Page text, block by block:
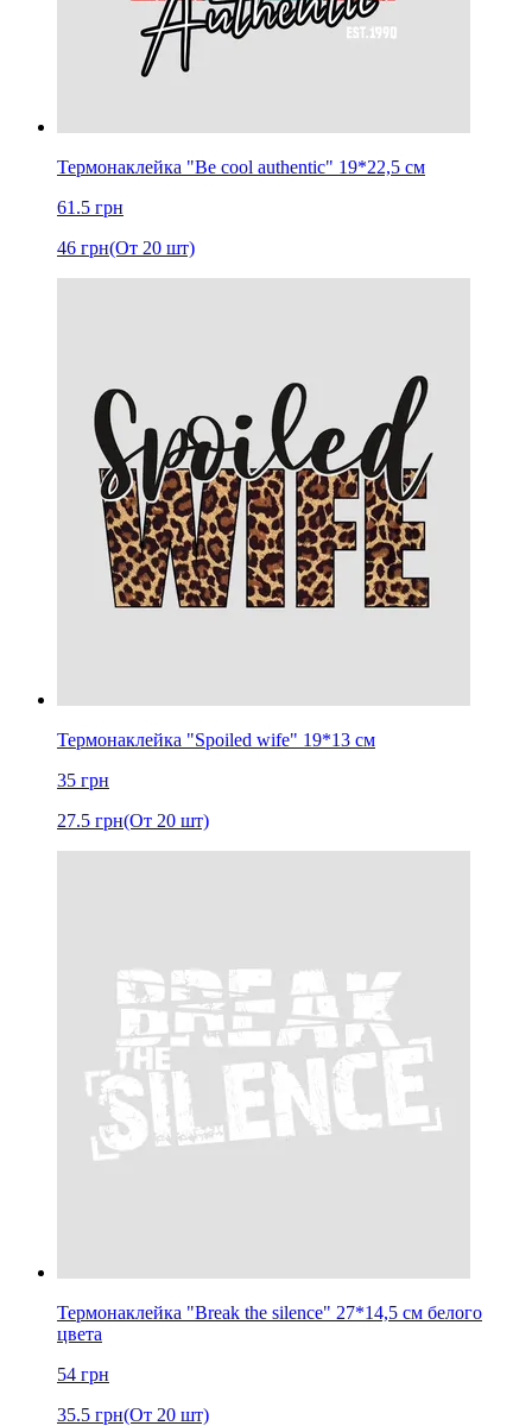
Термонаклейка "Be cool authentic" 19*22,5 см
61.5 грн
46 грн(От 20 шт)
Термонаклейка "Spoiled wife" 19*13 см
35 грн
27.5 грн(От 20 шт)
Термонаклейка "Break the silence" 27*14,5 см белого
цвета
54 грн
35.5 грн(От 20 шт)